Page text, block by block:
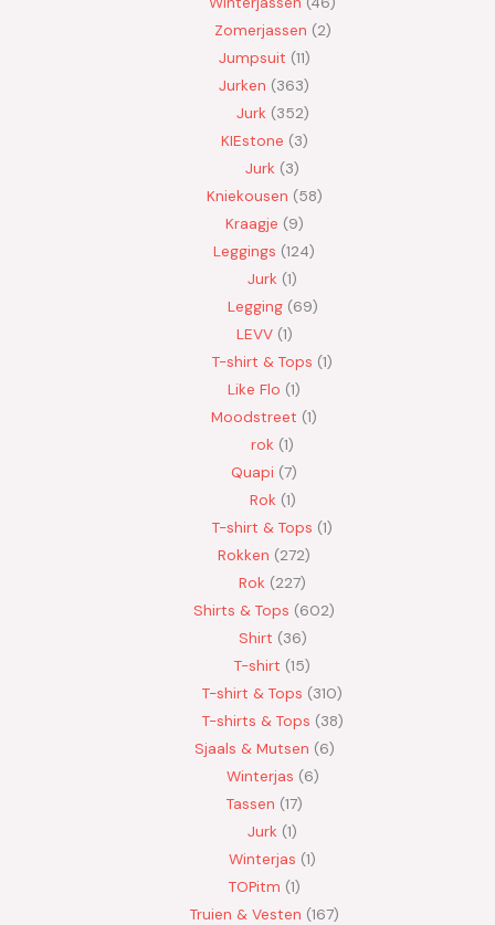
Zomerjassen 2
Jumpsuit 11
Jurken 363
Jurk 352
KIEstone 3
Jurk 3
Kniekousen 58
Kraagje 9
Leggings 124
Jurk 1
Legging 69
LEVV 1
T-shirt & Tops 1
Like Flo 1
Moodstreet 1
rok 1
Quapi 7
Rok 1
T-shirt & Tops 1
Rokken 272
Rok 227
Shirts & Tops 602
Shirt 36
T-shirt 15
T-shirt & Tops 310
T-shirts & Tops 38
Sjaals & Mutsen 6
Winterjas 6
Tassen 17
Jurk 1
Winterjas 1
TOPitm 1
Truien & Vesten 167